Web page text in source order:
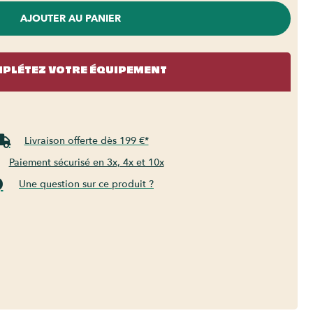
AJOUTER AU PANIER
VOTRE ÉQUIPEMENT
Livraison offerte dès 199 €*
Paiement sécurisé en 3x, 4x et 10x
Une question sur ce produit ?